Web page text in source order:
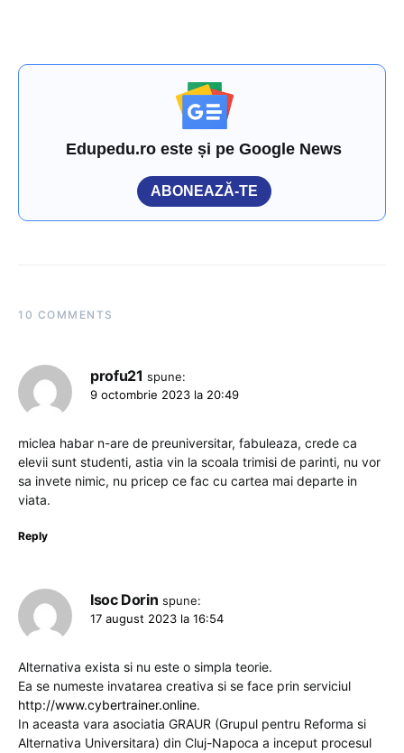
Edupedu.ro este și pe Google News
ABONEAZĂ-TE
10 COMMENTS
profu21 spune:
9 octombrie 2023 la 20:49
miclea habar n-are de preuniversitar, fabuleaza, crede ca
elevii sunt studenti, astia vin la scoala trimisi de parinti, nu vor
sa invete nimic, nu pricep ce fac cu cartea mai departe in
viata.
Reply
Isoc Dorin spune:
17 august 2023 la 16:54
Alternativa exista si nu este o simpla teorie.
Ea se numeste invatarea creativa si se face prin serviciul
http://www.cybertrainer.online.
In aceasta vara asociatia GRAUR (Grupul pentru Reforma si
Alternativa Universitara) din Cluj-Napoca a inceput procesul